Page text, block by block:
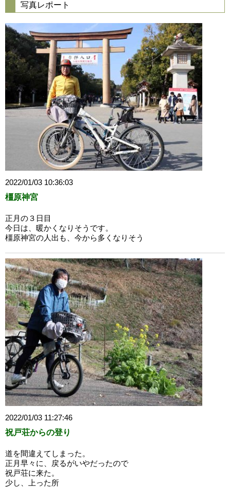
写真レポート
2022/01/03 10:36:03
橿原神宮
正月の３日目
今日は、暖かくなりそうです。
橿原神宮の人出も、今から多くなりそう
2022/01/03 11:27:46
祝戸荘からの登り
道を間違えてしまった。
正月早々に、戻るがいやだったので
祝戸荘に来た。
少し、上った所